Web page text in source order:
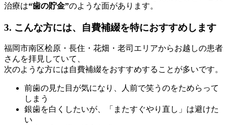
治療は“歯の貯金”のような面があります。
3. こんな方には、自費補綴を特におすすめします
福岡市南区桧原・長住・花畑・老司エリアからお越しの患者
さんを拝見していて、
次のような方には自費補綴をおすすめすることが多いです。
前歯の見た目が気になり、人前で笑うのをためらって
しまう
銀歯を白くしたいが、「またすぐやり直し」は避けた
い